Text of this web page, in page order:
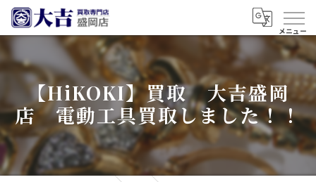
【HiKOKI】買取 大吉盛岡
店 電動工具買取しました！！